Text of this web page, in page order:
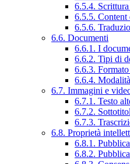
6.5.4.
6.5.5. Content
6.5.6.
6.6. Documenti
6.6.1. I
6.6.2. Tipi di
6.6.3.
6.6.4.
6.7. Immagini e
6.7.1. Testo
6.7.2.
6.7.3.
6.8. Proprietà
6.8.1.
6.8.2.